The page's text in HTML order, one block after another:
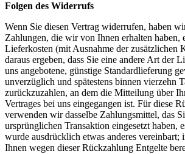
Folgen des Widerrufs
Wenn Sie diesen Vertrag widerrufen, haben
Zahlungen, die wir von Ihnen erhalten haben,
Lieferkosten (mit Ausnahme der zusätzlichen
daraus ergeben, dass Sie eine andere Art der
uns angebotene, günstige Standardlieferung
unverzüglich und spätestens binnen vierzehn
zurückzuzahlen, an dem die Mitteilung über
Vertrages bei uns eingegangen ist. Für diese
verwenden wir dasselbe Zahlungsmittel, das
ursprünglichen Transaktion eingesetzt haben,
wurde ausdrücklich etwas anderes vereinbart;
Ihnen wegen dieser Rückzahlung Entgelte